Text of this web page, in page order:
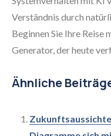
Verständnis durch
Beginnen Sie Ihre
Generator, der heute
Ähnliche